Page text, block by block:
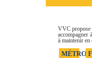
VVC propose
accompagner
à maintenir